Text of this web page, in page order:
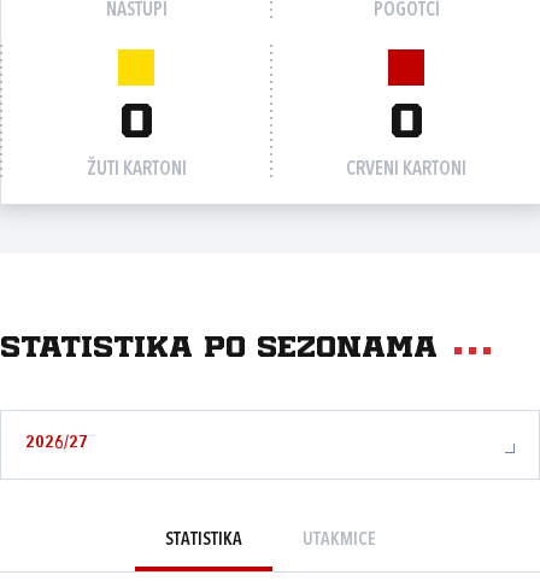
NASTUPI POGOTCI
0
ŽUTI KARTONI
0
CRVENI KARTONI
Statistika po sezonama
2026/27
STATISTIKA UTAKMICE